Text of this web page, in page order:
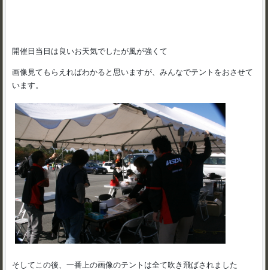
開催日当日は良いお天気でしたが風が強くて
画像見てもらえればわかると思いますが、みんなでテントをおさせて
います。
そしてこの後、一番上の画像のテントは全て吹き飛ばされました